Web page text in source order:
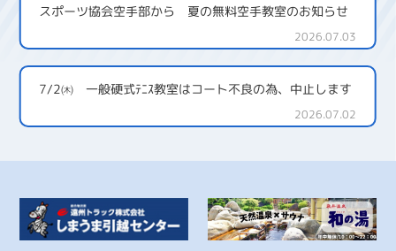
スポーツ協会空手部から 夏の無料空手教室のお知らせ
2026.07.03
7/2㈭ 一般硬式ﾃﾆｽ教室はコート不良の為、中止します
2026.07.02